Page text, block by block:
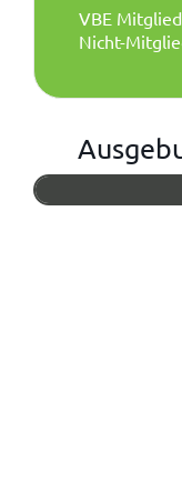
VBE
Nicht-